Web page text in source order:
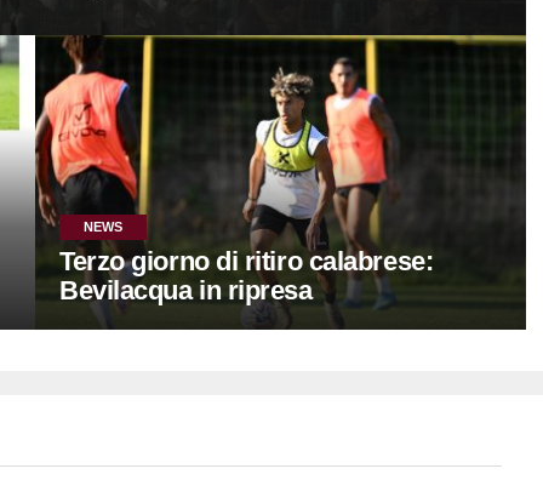
NEWS
Terzo giorno di ritiro calabrese:
Bevilacqua in ripresa